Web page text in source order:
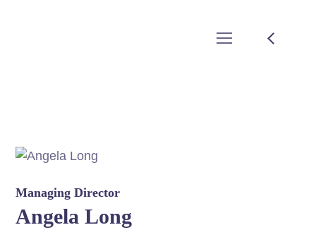
Managing Director
Angela Long